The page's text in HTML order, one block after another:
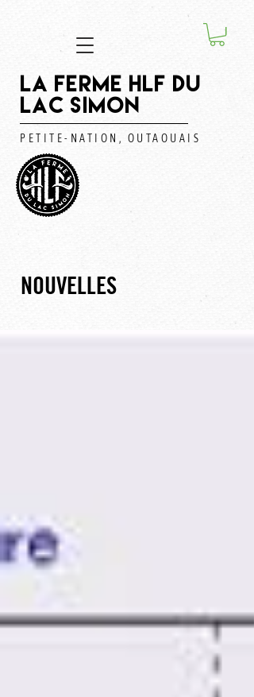
LA FERME HLF DU
LAC SIMON
PETITE-NATION, OUTAOUAIS
NOUVELLES